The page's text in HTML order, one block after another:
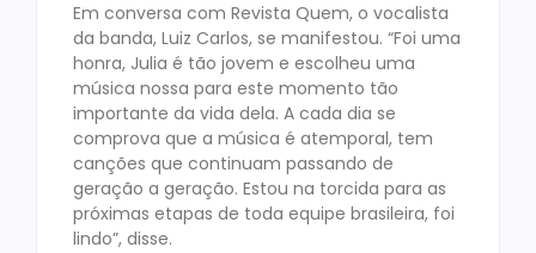
Em conversa com Revista Quem, o vocalista
da banda, Luiz Carlos, se manifestou. “Foi uma
honra, Julia é tão jovem e escolheu uma
música nossa para este momento tão
importante da vida dela. A cada dia se
comprova que a música é atemporal, tem
canções que continuam passando de
geração a geração. Estou na torcida para as
próximas etapas de toda equipe brasileira, foi
lindo”, disse.